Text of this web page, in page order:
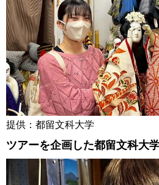
提供：都留文科大学
ツアーを企画した都留文科大